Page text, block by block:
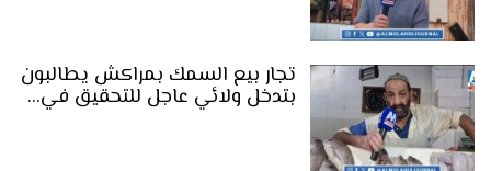
تجار بيع السمك بمراكش يطالبون
بتدخل ولائي عاجل للتحقيق في…